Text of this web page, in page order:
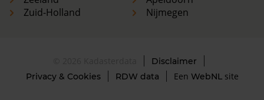
Zuid-Holland
Nijmegen
Disclaimer
Privacy & Cookies
RDW data Een WebNLsite